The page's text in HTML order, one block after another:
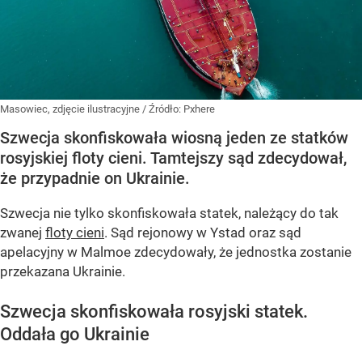
Masowiec, zdjęcie ilustracyjne / Źródło: Pxhere
Szwecja skonfiskowała wiosną jeden ze statków
rosyjskiej floty cieni. Tamtejszy sąd zdecydował,
że przypadnie on Ukrainie.
Szwecja nie tylko skonfiskowała statek, należący do tak
zwanej floty cieni. Sąd rejonowy w Ystad oraz sąd
apelacyjny w Malmoe zdecydowały, że jednostka zostanie
przekazana Ukrainie.
Szwecja skonfiskowała rosyjski statek.
Oddała go Ukrainie